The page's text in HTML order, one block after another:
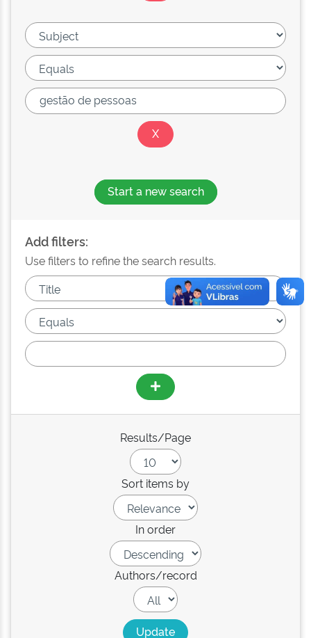
Start a new search
Add filters:
Use filters to refine the search results.
Results/Page
Sort items by
In order
Authors/record